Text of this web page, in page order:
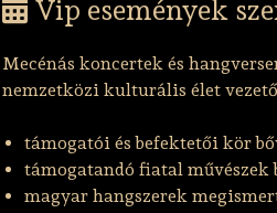
Vip események
Mecénás koncertek és
nemzetközi kulturális élet
támogatói és befektetői kör
támogatandó fiatal művészek
magyar hangszerek